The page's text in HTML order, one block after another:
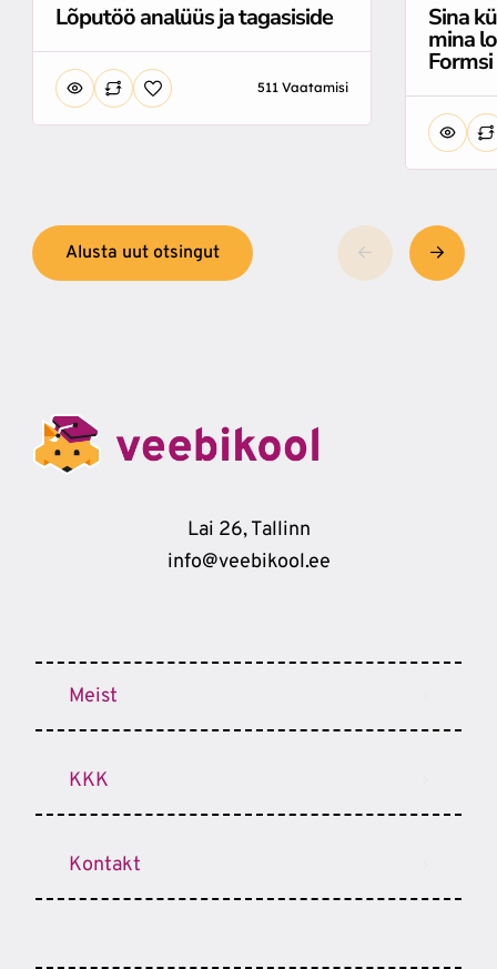
Lõputöö analüüs ja tagasiside
511 Vaatamisi
Sina
mina
Formsi
Alusta uut otsingut
Lai 26, Tallinn
info@veebikool.ee
Meist
KKK
Kontakt